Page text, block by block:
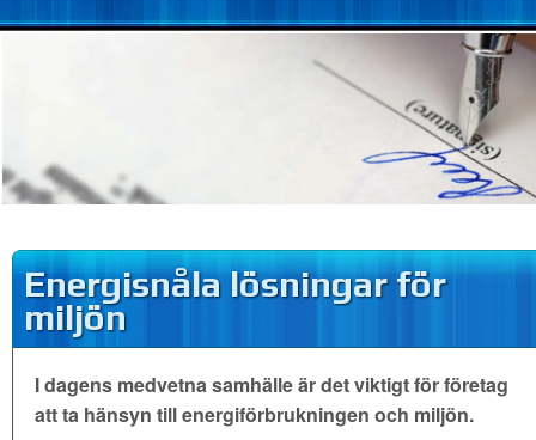
Energisnåla lösningar för
miljön
I dagens medvetna samhälle är det viktigt för företag
att ta hänsyn till energiförbrukningen och miljön.